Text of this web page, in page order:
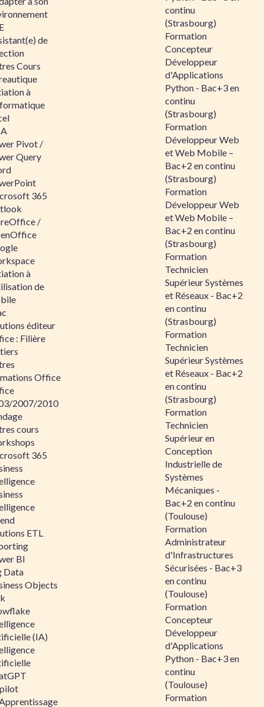
de
Cours
à
Pivot /
Query
365
/
à
de
éditeur
: Filière
Office
2007/2010
cours
365
ETL
BI
Data
Objects
(IA)
continu
(Strasbourg)
Formation
Concepteur
Développeur
d'Applications
Python - Bac+3 en
continu
(Strasbourg)
Formation
Développeur Web
et Web Mobile –
Bac+2 en continu
(Strasbourg)
Formation
Développeur Web
et Web Mobile –
Bac+2 en continu
(Strasbourg)
Formation
Technicien
Supérieur Systèmes
et Réseaux - Bac+2
en continu
(Strasbourg)
Formation
Technicien
Supérieur Systèmes
et Réseaux - Bac+2
en continu
(Strasbourg)
Formation
Technicien
Supérieur en
Conception
Industrielle de
Systèmes
Mécaniques -
Bac+2 en continu
(Toulouse)
Formation
Administrateur
d'Infrastructures
Sécurisées - Bac+3
en continu
(Toulouse)
Formation
Concepteur
Développeur
d'Applications
Python - Bac+3 en
continu
(Toulouse)
Formation